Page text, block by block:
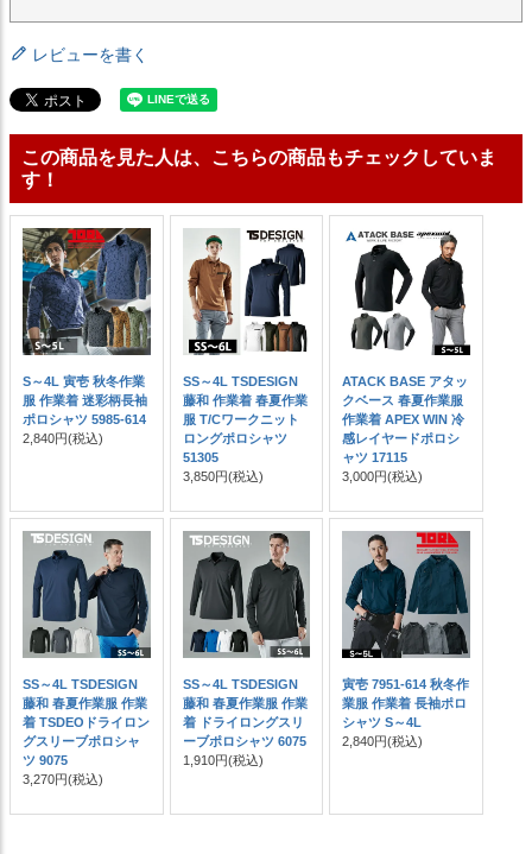
レビューを書く
この商品を見た人は、こちらの商品もチェックしていま
す！
S～4L 寅壱 秋冬作業
服 作業着 迷彩柄長袖
ポロシャツ 5985-614
2,840円(税込)
SS～4L TSDESIGN
藤和 作業着 春夏作業
服 T/Cワークニット
ロングポロシャツ
51305
3,850円(税込)
ATACK BASE アタッ
クベース 春夏作業服
作業着 APEX WIN 冷
感レイヤードポロシ
ャツ 17115
3,000円(税込)
SS～4L TSDESIGN
藤和 春夏作業服 作業
着 TSDEOドライロン
グスリーブポロシャ
ツ 9075
3,270円(税込)
SS～4L TSDESIGN
藤和 春夏作業服 作業
着 ドライロングスリ
ーブポロシャツ 6075
1,910円(税込)
寅壱 7951-614 秋冬作
業服 作業着 長袖ポロ
シャツ S～4L
2,840円(税込)